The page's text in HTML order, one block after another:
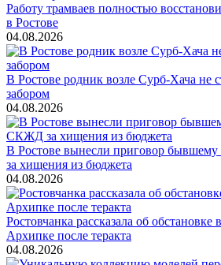
Работу трамваев полностью
в Ростове
04.08.2026
В Ростове родник возле Сурб-Хача не
забором
04.08.2026
В Ростове вынесли приговор
за хищения из бюджета
04.08.2026
Ростовчанка рассказала об обстановке
Архипке после теракта
04.08.2026